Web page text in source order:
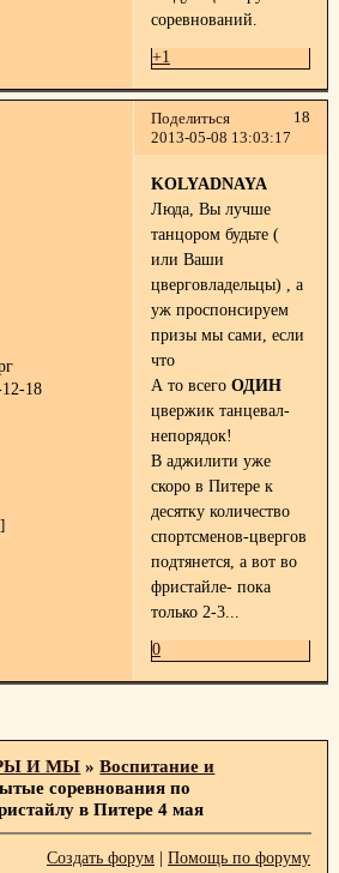
соревнований.
+1
Поделиться
18
2013-05-08 13:03:17
18
KOLYADNAYA
Люда, Вы лучше
танцором будьте (
или Ваши
цверговладельцы) , а
уж проспонсируем
призы мы сами, если
что
А то всего ОДИН
цвержик танцевал-
непорядок!
В аджилити уже
скоро в Питере к
десятку количество
спортсменов-цвергов
подтянется, а вот во
фристайле- пока
только 2-3...
0
И МЫ »Воспитание и
соревнования по
в Питере 4 мая
Создать форум |Помощь по форуму